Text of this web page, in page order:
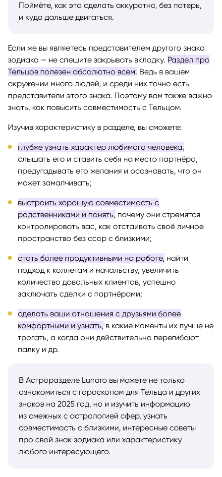
Поймёте, как это сделать аккуратно, без потерь,
и куда дальше двигаться.
Если же вы являетесь представителем другого знака
зодиака — не спешите закрывать вкладку. Раздел про
Тельцов полезен абсолютно всем. Ведь в вашем
окружении много людей, и среди них точно есть
представители этого знака. Поэтому вам также важно
знать, как повысить совместимость с Тельцом.
Изучив характеристику в разделе, вы сможете:
глубже узнать характер любимого человека,
слышать его и ставить себя на место партнёра,
предугадывать его желания и осознавать, что он
может замалчивать;
выстроить хорошую совместимость с
родственниками и понять, почему они стремятся
контролировать вас, как отстаивать своё личное
пространство без ссор с близкими;
стать более продуктивными на работе, найти
подход к коллегам и начальству, увеличить
количество довольных клиентов, успешно
заключать сделки с партнёрами;
сделать ваши отношения с друзьями более
комфортными и узнать, в какие моменты их лучше не
трогать, а когда они действительно перегибают
палку и др.
В Астроразделе Lunaro вы можете не только
ознакомиться с гороскопом для Тельца и других
знаков на 2025 год, но и изучить информацию
из смежных с астрологией сфер, узнать
совместимость с близкими, интересные советы
про свой знак зодиака или характеристику
любого интересующего.